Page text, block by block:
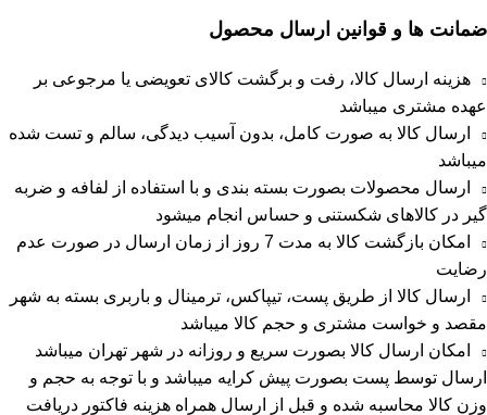
ضمانت ها و قوانین ارسال محصول
هزینه ارسال کالا، رفت و برگشت کالای تعویضی یا مرجوعی بر
عهده مشتری میباشد
ارسال کالا به صورت کامل، بدون آسیب دیدگی، سالم و تست شده
میباشد
ارسال محصولات بصورت بسته بندی و با استفاده از لفافه و ضربه
گیر در کالاهای شکستنی و حساس انجام میشود
امکان بازگشت کالا به مدت 7 روز از زمان ارسال در صورت عدم
رضایت
ارسال کالا از طریق پست، تیپاکس، ترمینال و باربری بسته به شهر
مقصد و خواست مشتری و حجم کالا میباشد
امکان ارسال کالا بصورت سریع و روزانه در شهر تهران میباشد
ارسال توسط پست بصورت پیش کرایه میباشد و با توجه به حجم و
وزن کالا محاسبه شده و قبل از ارسال همراه هزینه فاکتور دریافت